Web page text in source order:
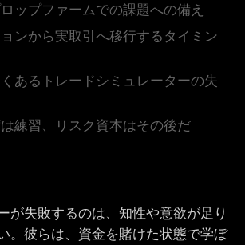
が失敗するのは、知性や意欲が足り
。彼らは、資金を賭けた状態で学ぼ
ップファームでの課題への備え
ンから実取引へ移行するタイミン
あるトレードシミュレーターの失
練習、リスク資本はその後だ